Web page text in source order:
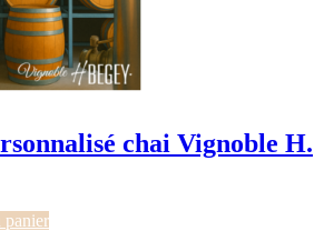
chai Vignoble H.
panier